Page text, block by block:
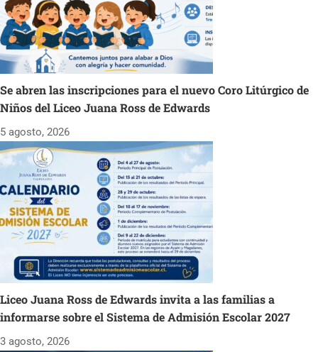
Se abren las inscripciones para el nuevo Coro Litúrgico de
Niños del Liceo Juana Ross de Edwards
5 agosto, 2026
Liceo Juana Ross de Edwards invita a las familias a
informarse sobre el Sistema de Admisión Escolar 2027
3 agosto, 2026